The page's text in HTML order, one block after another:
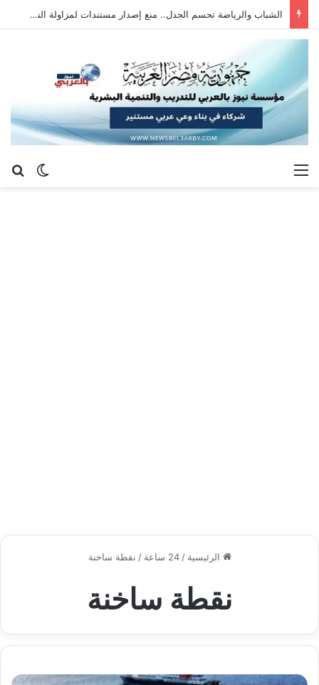
الشباب والرياضة تحسم الجدل.. منع إصدار مستندات لمزاولة النشاط بالمخالفة للقانون
الوضع القائمة
الرئيسية / 24 ساعة / نقطة ساخنة
نقطة ساخنة